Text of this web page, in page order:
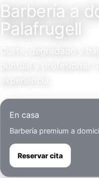
Barbería a
Palafrugell
Corte, degradado y
puntual y profesional.
En casa
Barbería premium a
Reservar cita